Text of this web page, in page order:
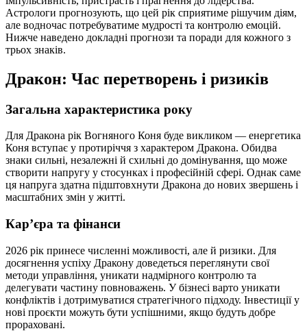
Астрологи прогнозують, що цей рік сприятиме рішучим діям,
але водночас потребуватиме мудрості та контролю емоцій.
Нижче наведено докладні прогнози та поради для кожного з
трьох знаків.
Дракон: Час перетворень і ризиків
Загальна характеристика року
Для Дракона рік Вогняного Коня буде викликом — енергетика
Коня вступає у протиріччя з характером Дракона. Обидва
знаки сильні, незалежні й схильні до домінування, що може
створити напругу у стосунках і професійній сфері. Однак саме
ця напруга здатна підштовхнути Дракона до нових звершень і
масштабних змін у житті.
Кар’єра та фінанси
2026 рік принесе численні можливості, але й ризики. Для
досягнення успіху Дракону доведеться переглянути свої
методи управління, уникати надмірного контролю та
делегувати частину повноважень. У бізнесі варто уникати
конфліктів і дотримуватися стратегічного підходу. Інвестиції у
нові проєкти можуть бути успішними, якщо будуть добре
прораховані.